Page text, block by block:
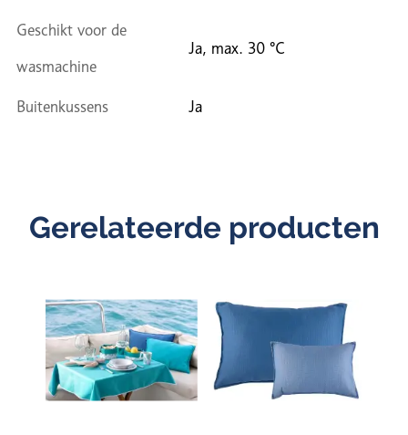
Geschikt voor de
wasmachine
Ja, max. 30 °C
Buitenkussens Ja
Gerelateerde producten